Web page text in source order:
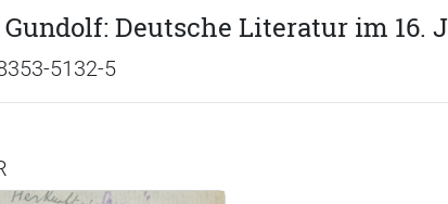
Deutsche Literatur im 16.
5132-5